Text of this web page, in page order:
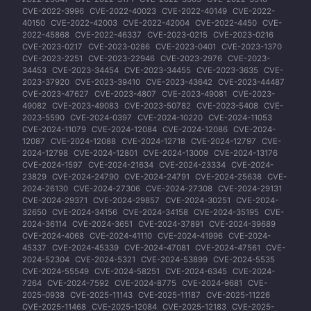
CVE-2022-3996 CVE-2022-40023 CVE-2022-40149 CVE-2022-
40150 CVE-2022-42003 CVE-2022-42004 CVE-2022-4450 CVE-
2022-45868 CVE-2022-46337 CVE-2023-0215
CVE-2023-0216
CVE-2023-0217
CVE-2023-0286 CVE-2023-0401
CVE-2023-1370
CVE-2023-2251
CVE-2023-22946 CVE-2023-2976 CVE-2023-
34453 CVE-2023-34454 CVE-2023-34455 CVE-2023-3635
CVE-
2023-37920 CVE-2023-39410 CVE-2023-43642
CVE-2023-44487
CVE-2023-47627
CVE-2023-4807 CVE-2023-49081
CVE-2023-
49082
CVE-2023-49083 CVE-2023-50782 CVE-2023-5408 CVE-
2023-5590 CVE-2024-0397 CVE-2024-10220 CVE-2024-11053
CVE-2024-11079 CVE-2024-12084 CVE-2024-12086 CVE-2024-
12087
CVE-2024-12088 CVE-2024-12718 CVE-2024-12797
CVE-
2024-12798 CVE-2024-12801 CVE-2024-13009 CVE-2024-13176
CVE-2024-1597
CVE-2024-21634 CVE-2024-23334 CVE-2024-
23829 CVE-2024-24790 CVE-2024-24791 CVE-2024-25638 CVE-
2024-26130 CVE-2024-27306 CVE-2024-27308 CVE-2024-29131
CVE-2024-29371
CVE-2024-29857 CVE-2024-30251
CVE-2024-
32650 CVE-2024-34156 CVE-2024-34158 CVE-2024-35195
CVE-
2024-36114 CVE-2024-3651 CVE-2024-37891
CVE-2024-39689
CVE-2024-4068 CVE-2024-41110 CVE-2024-41996 CVE-2024-
45337
CVE-2024-45339 CVE-2024-47081 CVE-2024-47561
CVE-
2024-52304 CVE-2024-5321 CVE-2024-53899 CVE-2024-5535
CVE-2024-55549 CVE-2024-58251 CVE-2024-6345
CVE-2024-
7264 CVE-2024-7592 CVE-2024-8775 CVE-2024-9681
CVE-
2025-0938 CVE-2025-11143 CVE-2025-11187
CVE-2025-11226
CVE-2025-11468 CVE-2025-12084 CVE-2025-12183 CVE-2025-